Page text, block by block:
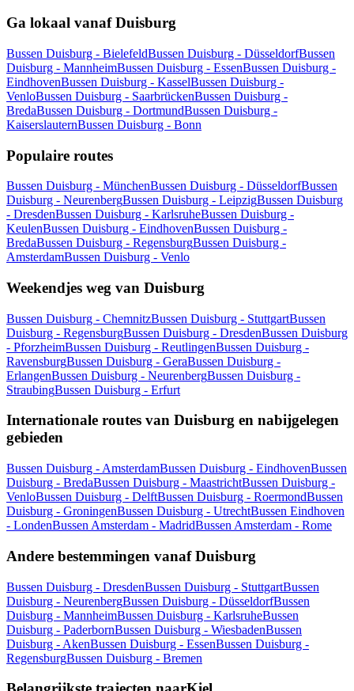
Ga lokaal vanaf Duisburg
Bussen Duisburg - BielefeldBussen Duisburg - DüsseldorfBussen
Duisburg - MannheimBussen Duisburg - EssenBussen Duisburg -
EindhovenBussen Duisburg - KasselBussen Duisburg -
VenloBussen Duisburg - SaarbrückenBussen Duisburg -
BredaBussen Duisburg - DortmundBussen Duisburg -
KaiserslauternBussen Duisburg - Bonn
Populaire routes
Bussen Duisburg - MünchenBussen Duisburg - DüsseldorfBussen
Duisburg - NeurenbergBussen Duisburg - LeipzigBussen Duisburg
- DresdenBussen Duisburg - KarlsruheBussen Duisburg -
KeulenBussen Duisburg - EindhovenBussen Duisburg -
BredaBussen Duisburg - RegensburgBussen Duisburg -
AmsterdamBussen Duisburg - Venlo
Weekendjes weg van Duisburg
Bussen Duisburg - ChemnitzBussen Duisburg - StuttgartBussen
Duisburg - RegensburgBussen Duisburg - DresdenBussen Duisburg
- PforzheimBussen Duisburg - ReutlingenBussen Duisburg -
RavensburgBussen Duisburg - GeraBussen Duisburg -
ErlangenBussen Duisburg - NeurenbergBussen Duisburg -
StraubingBussen Duisburg - Erfurt
Internationale routes van Duisburg en nabijgelegen
gebieden
Bussen Duisburg - AmsterdamBussen Duisburg - EindhovenBussen
Duisburg - BredaBussen Duisburg - MaastrichtBussen Duisburg -
VenloBussen Duisburg - DelftBussen Duisburg - RoermondBussen
Duisburg - GroningenBussen Duisburg - UtrechtBussen Eindhoven
- LondenBussen Amsterdam - MadridBussen Amsterdam - Rome
Andere bestemmingen vanaf Duisburg
Bussen Duisburg - DresdenBussen Duisburg - StuttgartBussen
Duisburg - NeurenbergBussen Duisburg - DüsseldorfBussen
Duisburg - MannheimBussen Duisburg - KarlsruheBussen
Duisburg - PaderbornBussen Duisburg - WiesbadenBussen
Duisburg - AkenBussen Duisburg - EssenBussen Duisburg -
RegensburgBussen Duisburg - Bremen